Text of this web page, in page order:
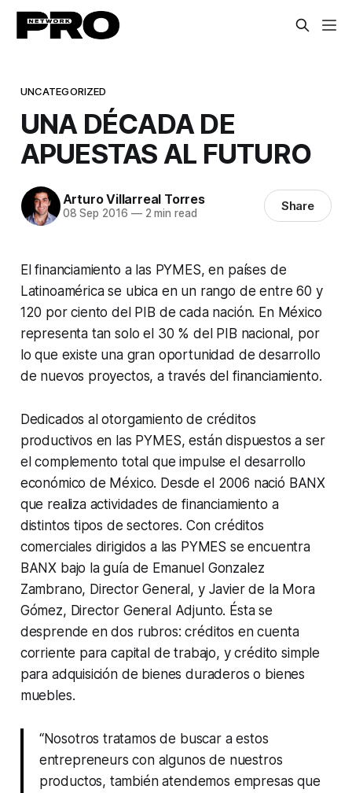
UNCATEGORIZED
UNA DÉCADA DE
APUESTAS AL FUTURO
Arturo Villarreal Torres
08 Sep 2016 —2 min read Share
El financiamiento a las PYMES, en países de
Latinoamérica se ubica en un rango de entre 60 y
120 por ciento del PIB de cada nación. En México
representa tan solo el 30 % del PIB nacional, por
lo que existe una gran oportunidad de desarrollo
de nuevos proyectos, a través del financiamiento.
Dedicados al otorgamiento de créditos
productivos en las PYMES, están dispuestos a ser
el complemento total que impulse el desarrollo
económico de México. Desde el 2006 nació BANX
que realiza actividades de financiamiento a
distintos tipos de sectores. Con créditos
comerciales dirigidos a las PYMES se encuentra
BANX bajo la guía de Emanuel Gonzalez
Zambrano, Director General, y Javier de la Mora
Gómez, Director General Adjunto. Ésta se
desprende en dos rubros: créditos en cuenta
corriente para capital de trabajo, y crédito simple
para adquisición de bienes duraderos o bienes
muebles.
“Nosotros tratamos de buscar a estos
entrepreneurs con algunos de nuestros
productos, también atendemos empresas que